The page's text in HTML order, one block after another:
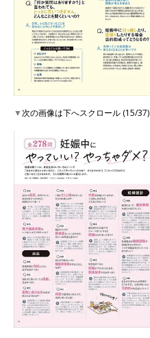
▼次の画像は下へスクロール (15/37)